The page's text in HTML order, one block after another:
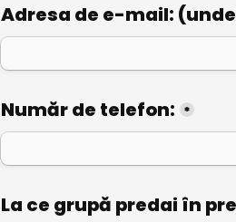
Adresa de e-mail:
Număr de telefon: *
La ce grupă predai în